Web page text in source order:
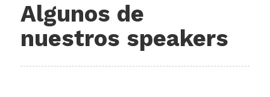
Algunos de
nuestros speakers